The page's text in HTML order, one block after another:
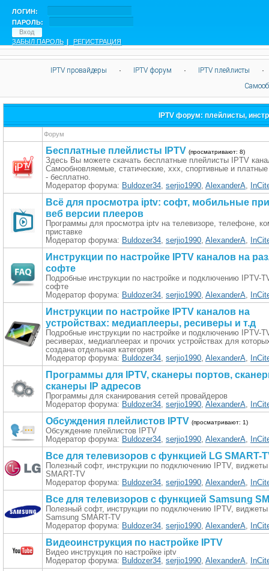
ЛОГИН:
ПАРОЛЬ:
ЗАБЫЛ ПАРОЛЬ | РЕГИСТРАЦИЯ
IPTV провайдеры · IPTV форум · IPTV плейлисты
·
IPTV форум: плейлисты,
Форум
Бесплатные плейлисты IPTV (просматривают: 8)
Здесь Вы можете скачать бесплатные плейлисты IPTV
Самообновляемые, статические, xxx, спортивные и
- бесплатно.
Модератор форума: Buldozer34, serjio1990, AlexanderA,
Всё для просмотра iptv: софт, мобильные
веб версии плееров
Программы для просмотра iptv на телевизоре, телефоне,
приставке
Модератор форума: Buldozer34, serjio1990, AlexanderA,
Инструкции по настройке IPTV каналов на
софте
Подробные инструкции по настройке и подключению IPTV-
софте
Модератор форума: Buldozer34, serjio1990, AlexanderA,
Инструкции по настройке IPTV каналов на
устройствах: медиаплееры, ресиверы и т.д
Подробные инструкции по настройке и подключению IPTV-
ресиверах, медиаплеерах и прочих устройствах для
создана отдельная категория
Модератор форума: Buldozer34, serjio1990, AlexanderA,
Программы для IPTV, сканеры портов,
сканеры IP адресов
Программы для сканирования сетей провайдеров
Модератор форума: Buldozer34, serjio1990, AlexanderA,
Обсуждения плейлистов IPTV (просматривают: 1)
Обсуждение плейлистов IPTV
Модератор форума: Buldozer34, serjio1990, AlexanderA,
Все для телевизоров с функцией LG SMART-
Полезный софт, инструкции по подключению IPTV,
SMART-TV
Модератор форума: Buldozer34, serjio1990, AlexanderA,
Все для телевизоров с функцией Samsung
Полезный софт, инструкции по подключению IPTV,
Samsung SMART-TV
Модератор форума: Buldozer34, serjio1990, AlexanderA,
Видеоинструкция по настройке IPTV
Видео инструкция по настройке iptv
Модератор форума: Buldozer34, serjio1990, AlexanderA,